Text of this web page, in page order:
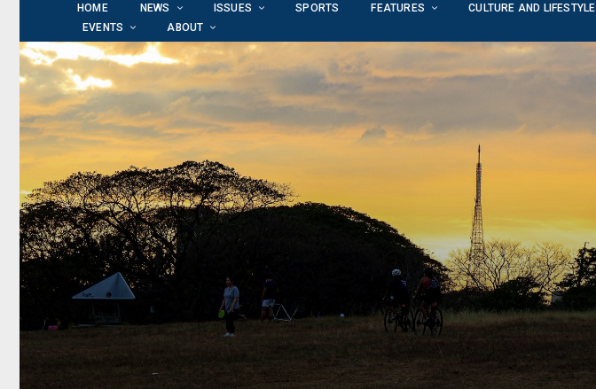
HOME NEWS ISSUES SPORTS FEATURES CULTURE AND LIFESTYLE
EVENTS
ABOUT